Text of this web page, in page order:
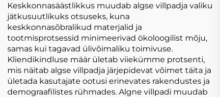
Keskkonnasäästlikkus muudab algse villpadja valiku
jätkusuutlikuks otsuseks, kuna
keskkonnasõbralikud materjalid ja
tootmisprotsessid minimeerivad ökoloogilist mõju,
samas kui tagavad ülivõimaliku toimivuse.
Kliendikindluse määr ületab viiekümme protsenti,
mis näitab algse villpadja järjepidevat võimet täita ja
ületada kasutajate ootusi erinevates rakendustes ja
demograafilistes rühmades. Algne villpadi muudab